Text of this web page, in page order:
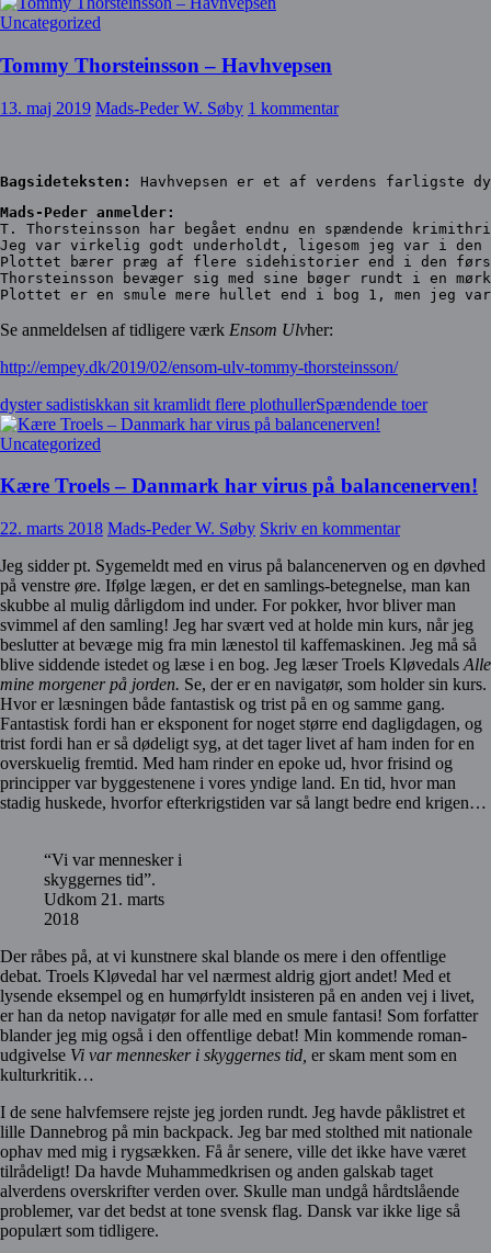
Uncategorized
Tommy Thorsteinsson – Havhvepsen
13. maj 2019 Mads-Peder W. Søby 1 kommentar
Bagsideteksten:
Havhvepsen er et af verdens farligste
Mads-Peder anmelder:
T. Thorsteinsson har begået endnu en spændende
Jeg var virkelig godt underholdt, ligesom jeg var i den
Plottet bærer præg af flere sidehistorier end i den
Thorsteinsson bevæger sig med sine bøger rundt i en
Plottet er en smule mere hullet end i bog 1, men jeg
Se anmeldelsen af tidligere værk Ensom Ulvher:
http://empey.dk/2019/02/ensom-ulv-tommy-thorsteinsson/
dyster sadistiskkan sit kramlidt flere plothullerSpændende toer
Uncategorized
Kære Troels – Danmark har virus på balancenerven!
22. marts 2018 Mads-Peder W. Søby Skriv en kommentar
Jeg sidder pt. Sygemeldt med en virus på balancenerven og en døvhed
på venstre øre. Ifølge lægen, er det en samlings-betegnelse, man kan
skubbe al mulig dårligdom ind under. For pokker, hvor bliver man
svimmel af den samling! Jeg har svært ved at holde min kurs, når jeg
beslutter at bevæge mig fra min lænestol til kaffemaskinen. Jeg må så
blive siddende istedet og læse i en bog. Jeg læser Troels Kløvedals Alle
mine morgener på jorden. Se, der er en navigatør, som holder sin kurs.
Hvor er læsningen både fantastisk og trist på en og samme gang.
Fantastisk fordi han er eksponent for noget større end dagligdagen, og
trist fordi han er så dødeligt syg, at det tager livet af ham inden for en
overskuelig fremtid. Med ham rinder en epoke ud, hvor frisind og
principper var byggestenene i vores yndige land. En tid, hvor man
stadig huskede, hvorfor efterkrigstiden var så langt bedre end krigen…
“Vi var mennesker i
skyggernes tid”.
Udkom 21. marts
2018
Der råbes på, at vi kunstnere skal blande os mere i den offentlige
debat. Troels Kløvedal har vel nærmest aldrig gjort andet! Med et
lysende eksempel og en humørfyldt insisteren på en anden vej i livet,
er han da netop navigatør for alle med en smule fantasi! Som forfatter
blander jeg mig også i den offentlige debat! Min kommende roman-
udgivelse Vi var mennesker i skyggernes tid, er skam ment som en
kulturkritik…
I de sene halvfemsere rejste jeg jorden rundt. Jeg havde påklistret et
lille Dannebrog på min backpack. Jeg bar med stolthed mit nationale
ophav med mig i rygsækken. Få år senere, ville det ikke have været
tilrådeligt! Da havde Muhammedkrisen og anden galskab taget
alverdens overskrifter verden over. Skulle man undgå hårdtslående
problemer, var det bedst at tone svensk flag. Dansk var ikke lige så
populært som tidligere.